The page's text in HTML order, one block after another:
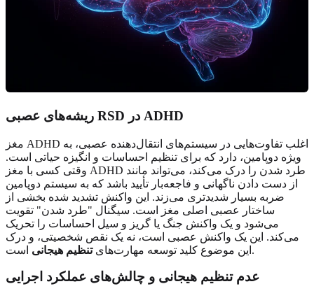
ریشه‌های عصبی RSD در ADHD
مغز ADHD اغلب تفاوت‌هایی در سیستم‌های انتقال‌دهنده عصبی، به
ویژه دوپامین، دارد که برای تنظیم احساسات و انگیزه حیاتی است.
وقتی کسی با مغز ADHD طرد شدن را درک می‌کند، می‌تواند مانند
از دست دادن ناگهانی و فاجعه‌بار تأیید باشد که به سیستم دوپامین
ضربه بسیار شدیدتری می‌زند. این واکنش تشدید شده بخشی از
ساختار عصبی اصلی مغز است. سیگنال "طرد شدن" تقویت
می‌شود و یک واکنش جنگ یا گریز و سیل احساسات را تحریک
می‌کند. این یک واکنش عصبی است، نه یک نقص شخصیتی، و درک
این موضوع کلید توسعه مهارت‌هایتنظیم هیجانی است.
عدم تنظیم هیجانی و چالش‌های عملکرد اجرایی